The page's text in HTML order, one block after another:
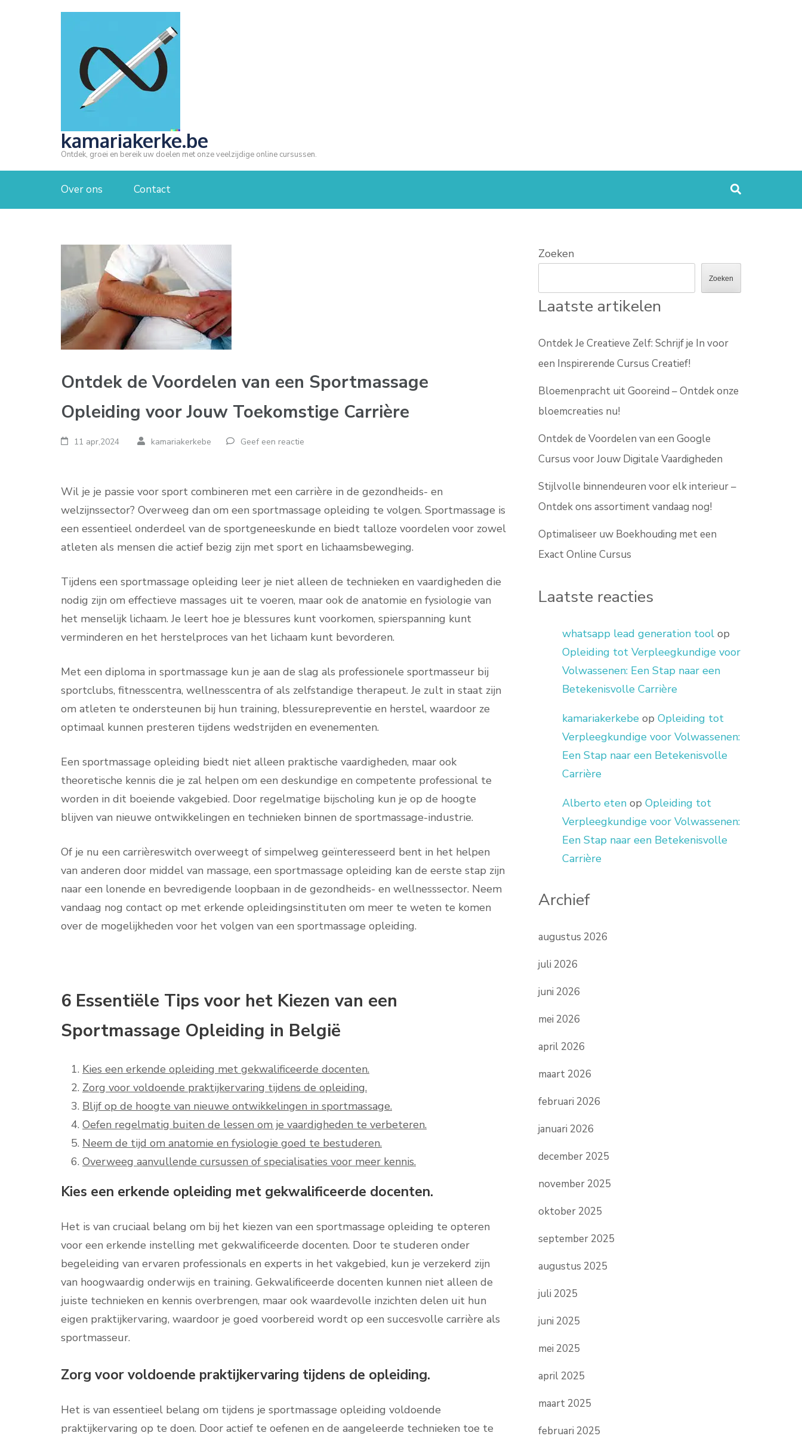
kamariakerke.be
Ontdek, groei en bereik uw doelen met onze veelzijdige online cursussen.
Over ons Contact
Ontdek de Voordelen van een Sportmassage
Opleiding voor Jouw Toekomstige Carrière
11 apr,2024 kamariakerkebe Geef een reactie
Wil je je passie voor sport combineren met een carrière in de gezondheids- en
welzijnssector? Overweeg dan om een sportmassage opleiding te volgen. Sportmassage is
een essentieel onderdeel van de sportgeneeskunde en biedt talloze voordelen voor zowel
atleten als mensen die actief bezig zijn met sport en lichaamsbeweging.
Tijdens een sportmassage opleiding leer je niet alleen de technieken en vaardigheden die
nodig zijn om effectieve massages uit te voeren, maar ook de anatomie en fysiologie van
het menselijk lichaam. Je leert hoe je blessures kunt voorkomen, spierspanning kunt
verminderen en het herstelproces van het lichaam kunt bevorderen.
Met een diploma in sportmassage kun je aan de slag als professionele sportmasseur bij
sportclubs, fitnesscentra, wellnesscentra of als zelfstandige therapeut. Je zult in staat zijn
om atleten te ondersteunen bij hun training, blessurepreventie en herstel, waardoor ze
optimaal kunnen presteren tijdens wedstrijden en evenementen.
Een sportmassage opleiding biedt niet alleen praktische vaardigheden, maar ook
theoretische kennis die je zal helpen om een deskundige en competente professional te
worden in dit boeiende vakgebied. Door regelmatige bijscholing kun je op de hoogte
blijven van nieuwe ontwikkelingen en technieken binnen de sportmassage-industrie.
Of je nu een carrièreswitch overweegt of simpelweg geïnteresseerd bent in het helpen
van anderen door middel van massage, een sportmassage opleiding kan de eerste stap zijn
naar een lonende en bevredigende loopbaan in de gezondheids- en wellnesssector. Neem
vandaag nog contact op met erkende opleidingsinstituten om meer te weten te komen
over de mogelijkheden voor het volgen van een sportmassage opleiding.
6 Essentiële Tips voor het Kiezen van een
Sportmassage Opleiding in België
Kies een erkende opleiding met gekwalificeerde docenten.
Zorg voor voldoende praktijkervaring tijdens de opleiding.
Blijf op de hoogte van nieuwe ontwikkelingen in sportmassage.
Oefen regelmatig buiten de lessen om je vaardigheden te verbeteren.
Neem de tijd om anatomie en fysiologie goed te bestuderen.
Overweeg aanvullende cursussen of specialisaties voor meer kennis.
Kies een erkende opleiding met gekwalificeerde docenten.
Het is van cruciaal belang om bij het kiezen van een sportmassage opleiding te opteren
voor een erkende instelling met gekwalificeerde docenten. Door te studeren onder
begeleiding van ervaren professionals en experts in het vakgebied, kun je verzekerd zijn
van hoogwaardig onderwijs en training. Gekwalificeerde docenten kunnen niet alleen de
juiste technieken en kennis overbrengen, maar ook waardevolle inzichten delen uit hun
eigen praktijkervaring, waardoor je goed voorbereid wordt op een succesvolle carrière als
sportmasseur.
Zorg voor voldoende praktijkervaring tijdens de opleiding.
Het is van essentieel belang om tijdens je sportmassage opleiding voldoende
praktijkervaring op te doen. Door actief te oefenen en de aangeleerde technieken toe te
Zoeken
Zoeken
Laatste artikelen
Ontdek Je Creatieve Zelf: Schrijf je In voor
een Inspirerende Cursus Creatief!
Bloemenpracht uit Gooreind – Ontdek onze
bloemcreaties nu!
Ontdek de Voordelen van een Google
Cursus voor Jouw Digitale Vaardigheden
Stijlvolle binnendeuren voor elk interieur –
Ontdek ons assortiment vandaag nog!
Optimaliseer uw Boekhouding met een
Exact Online Cursus
Laatste reacties
whatsapp lead generation tool op
Opleiding tot Verpleegkundige voor
Volwassenen: Een Stap naar een
Betekenisvolle Carrière
kamariakerkebe opOpleiding tot
Verpleegkundige voor Volwassenen:
Een Stap naar een Betekenisvolle
Carrière
Alberto eten opOpleiding tot
Verpleegkundige voor Volwassenen:
Een Stap naar een Betekenisvolle
Carrière
Archief
augustus 2026
juli 2026
juni 2026
mei 2026
april 2026
maart 2026
februari 2026
januari 2026
december 2025
november 2025
oktober 2025
september 2025
augustus 2025
juli 2025
juni 2025
mei 2025
april 2025
maart 2025
februari 2025